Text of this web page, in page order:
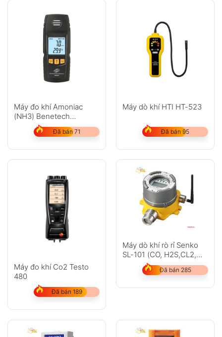
Máy đo khí Amoniac
(NH3) Benetech
GM8806
Đã bán 71
Máy dò khí HTI HT-523
Đã bán 95
Máy đo khí Co2 Testo
480
Đã bán 189
Máy dò khí rò rỉ Senko
SL-101 (CO, H2S,CL2,
O2, HCL)
Đã bán 285